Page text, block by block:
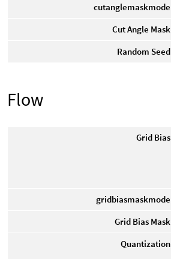
cutanglemaskmode
Cut Angle Mask
Random Seed
Flow
Grid Bias
gridbiasmaskmode
Grid Bias Mask
Quantization